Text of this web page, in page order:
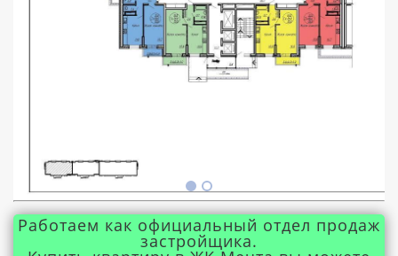
Работаем как официальный отдел продаж
застройщика.